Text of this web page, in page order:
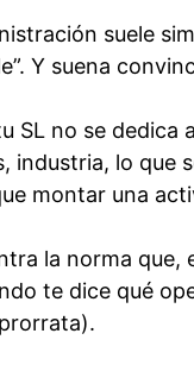
suele
Y suena
SL no se dedica
industria, lo que
montar una
la norma que,
te dice qué